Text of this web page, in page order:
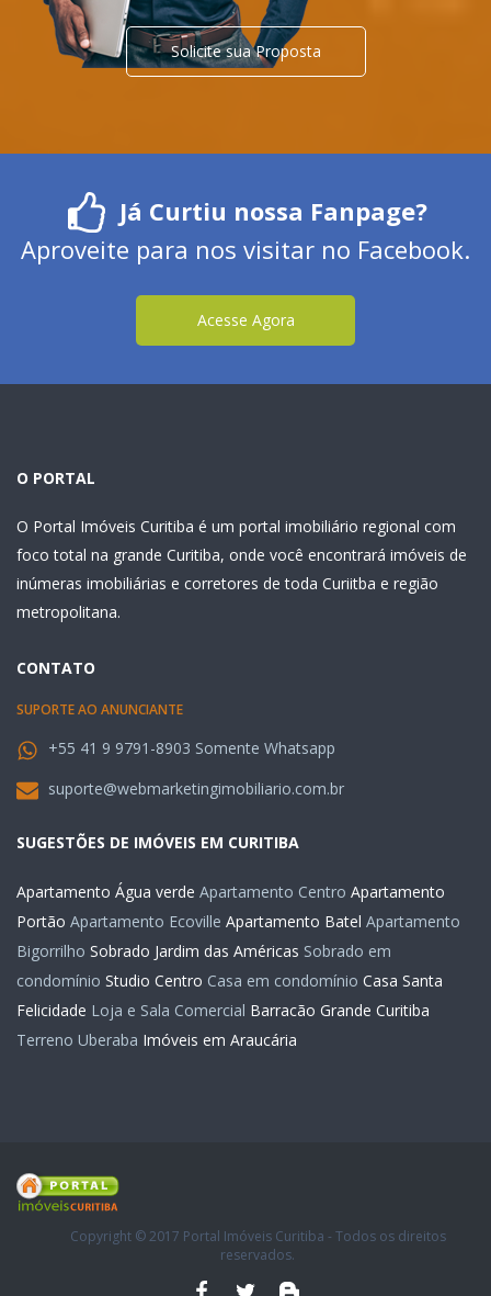
Solicite sua Proposta
Já Curtiu nossa Fanpage?
Aproveite para nos visitar no Facebook.
Acesse Agora
O PORTAL
O Portal Imóveis Curitiba é um portal imobiliário regional com
foco total na grande Curitiba, onde você encontrará imóveis de
inúmeras imobiliárias e corretores de toda Curiitba e região
metropolitana.
CONTATO
SUPORTE AO ANUNCIANTE
+55 41 9 9791-8903 Somente Whatsapp
suporte@webmarketingimobiliario.com.br
SUGESTÕES DE IMÓVEIS EM CURITIBA
Apartamento Água verde Apartamento Centro Apartamento
Portão Apartamento Ecoville Apartamento Batel Apartamento
Bigorrilho Sobrado Jardim das Américas Sobrado em
condomínio Studio Centro Casa em condomínio Casa Santa
Felicidade Loja e Sala Comercial Barracão Grande Curitiba
Terreno Uberaba Imóveis em Araucária
Copyright © 2017 Portal Imóveis Curitiba - Todos os direitos
reservados.